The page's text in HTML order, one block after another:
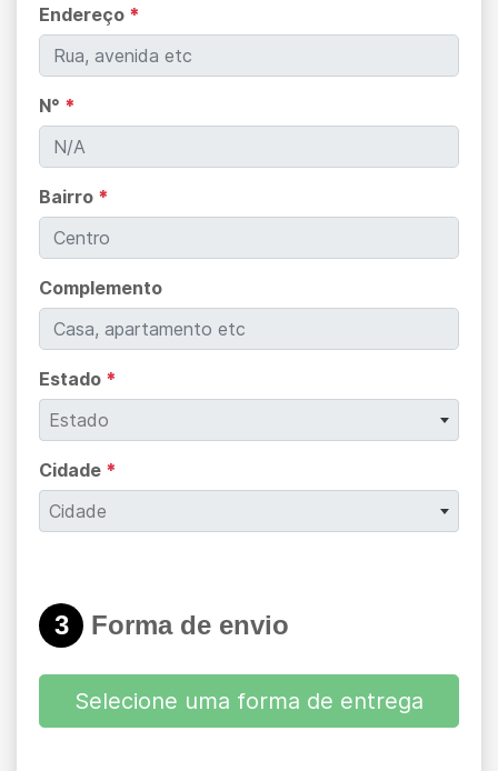
Endereço *
N° *
Bairro *
Complemento
Estado *
Estado
Cidade *
Cidade
3 Forma de envio
Selecione uma forma de entrega